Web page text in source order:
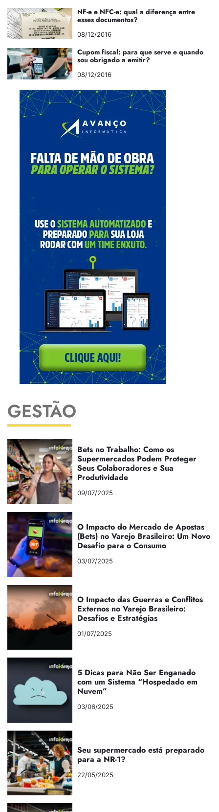
NF-e e NFC-e: qual a diferença entre
esses documentos?
08/12/2016
Cupom fiscal: para que serve e quando
sou obrigado a emitir?
08/12/2016
GESTÃO
Bets no Trabalho: Como os
Supermercados Podem Proteger
Seus Colaboradores e Sua
Produtividade
09/07/2025
O Impacto do Mercado de Apostas
(Bets) no Varejo Brasileiro: Um Novo
Desafio para o Consumo
03/07/2025
O Impacto das Guerras e Conflitos
Externos no Varejo Brasileiro:
Desafios e Estratégias
01/07/2025
5 Dicas para Não Ser Enganado
com um Sistema “Hospedado em
Nuvem”
03/06/2025
Seu supermercado está preparado
para a NR-1?
22/05/2025